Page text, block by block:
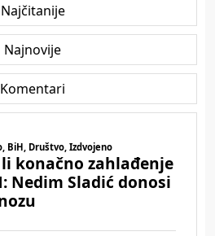
Najčitanije
Najnovije
Komentari